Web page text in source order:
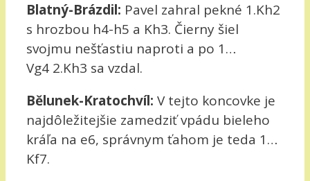
Blatný-Brázdil: Pavel zahral pekné 1.Kh2
s hrozbou h4-h5 a Kh3. Čierny šiel
svojmu nešťastiu naproti a po 1…
Vg4 2.Kh3 sa vzdal.
Bělunek-Kratochvíl: V tejto koncovke je
najdôležitejšie zamedziť vpádu bieleho
kráľa na e6, správnym ťahom je teda 1…
Kf7.